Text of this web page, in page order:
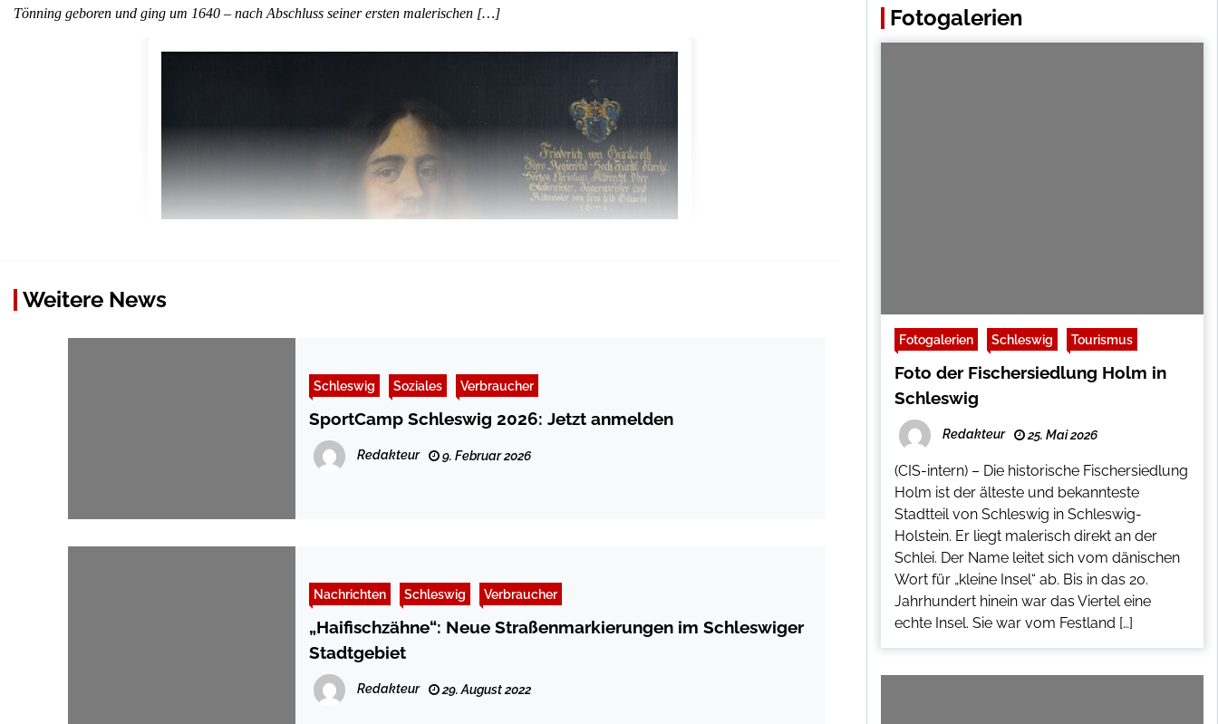
Tönning geboren und ging um 1640 – nach Abschluss seiner ersten malerischen […]
Weitere News
Schleswig Soziales Verbraucher
SportCamp Schleswig 2026: Jetzt anmelden
Redakteur 9. Februar 2026
Nachrichten Schleswig Verbraucher
„Haifischzähne“: Neue Straßenmarkierungen im Schleswiger
Stadtgebiet
Redakteur 29. August 2022
Fotogalerien
Fotogalerien Schleswig Tourismus
Foto der Fischersiedlung Holm in
Schleswig
Redakteur 25. Mai 2026
(CIS-intern) – Die historische Fischersiedlung
Holm ist der älteste und bekannteste
Stadtteil von Schleswig in Schleswig-
Holstein. Er liegt malerisch direkt an der
Schlei. Der Name leitet sich vom dänischen
Wort für „kleine Insel“ ab. Bis in das 20.
Jahrhundert hinein war das Viertel eine
echte Insel. Sie war vom Festland […]